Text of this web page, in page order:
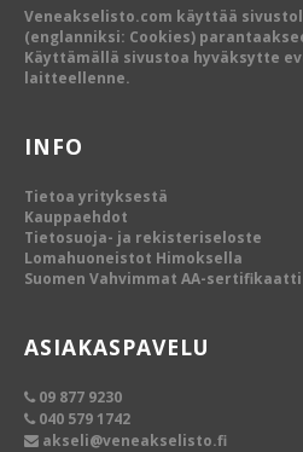
Veneakselisto.com käyttää
(englanniksi: Cookies)
Käyttämällä sivustoa hyväksytte
laitteellenne.
INFO
Tietoa yrityksestä
Kauppaehdot
Tietosuoja- ja rekisteriseloste
Lomahuoneistot Himoksella
Suomen Vahvimmat AA-sertifikaatti
ASIAKASPAVELU
09 877 9230
040 579 1742
akseli@veneakselisto.fi